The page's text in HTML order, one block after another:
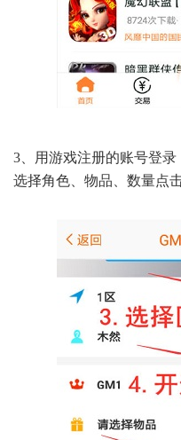
3、用游戏注册的账号登录
选择角色、物品、数量点